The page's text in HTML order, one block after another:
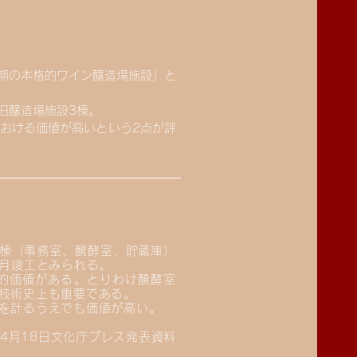
本格的ワイン醸造場施設」と
醸造場施設3棟。
ける価値が高いという2点が評
（事務室、醗酵室、貯蔵庫）
竣工とみられる。
価値がある。とりわけ醗酵室
術史上も重要である。
計るうえでも価値が高い。
18日文化庁プレス発表資料